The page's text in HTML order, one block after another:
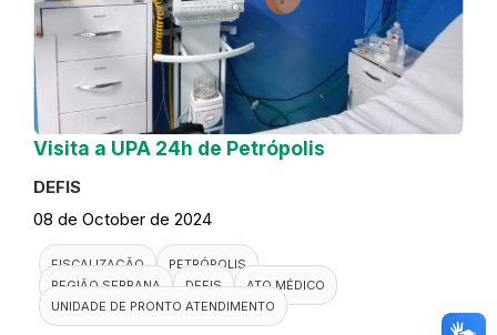
Visita a UPA 24h de Petrópolis
DEFIS
08 de October de 2024
FISCALIZAÇÃO
PETRÓPOLIS
REGIÃO SERRANA
DEFIS
ATO MÉDICO
UNIDADE DE PRONTO ATENDIMENTO